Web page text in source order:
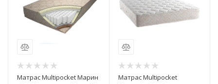
Матрас Multipocket Марин
Матрас Multipocket